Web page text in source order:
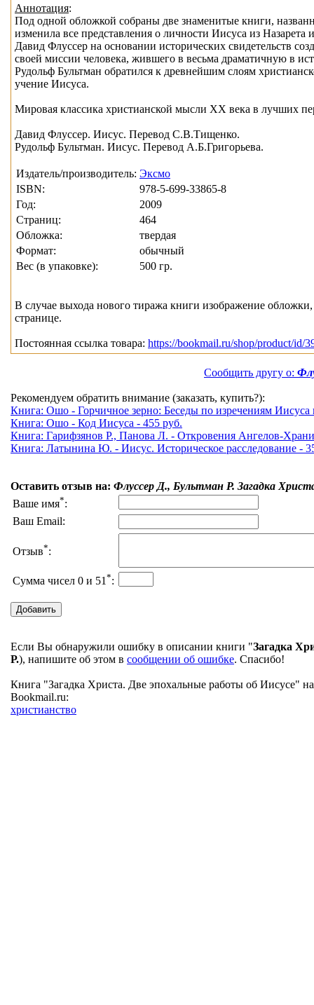
Аннотация:
Под одной обложкой собраны две знаменитые книги,
изменила все представления о личности Иисуса из Назарета
Давид Флуссер на основании исторических свидетельств
своей миссии человека, жившего в весьма драматичную в
Рудольф Бультман обратился к древнейшим слоям
учение Иисуса.
Мировая классика христианской мысли XX века в лучших
Давид Флуссер. Иисус. Перевод С.В.Тищенко.
Рудольф Бультман. Иисус. Перевод А.Б.Григорьева.
Издатель/производитель: Эксмо
ISBN:
978-5-699-33865-8
Год:
2009
Страниц:
464
Обложка:
твердая
Формат:
обычный
Вес (в упаковке):
500 гр.
В случае выхода нового тиража книги изображение
странице.
Постоянная ссылка товара: https://bookmail.ru/shop/product/id/
Сообщить другу о:
Рекомендуем обратить внимание (заказать, купить?):
Книга: Ошо - Горчичное зерно: Беседы по изречениям
Книга: Ошо - Код Иисуса - 455 руб.
Книга: Гарифзянов Р., Панова Л. - Откровения Ангелов-
Книга: Латынина Ю. - Иисус. Историческое расследование -
Оставить отзыв на: Флуссер Д., Бультман Р. Загадка
Ваше имя*:
Ваш Email:
Отзыв*:
Сумма чисел 0 и 51*:
Если Вы обнаружили ошибку в описании книги "Загадка
Р.), напишите об этом в сообщении об ошибке. Спасибо!
Книга "Загадка Христа. Две эпохальные работы об Иисусе"
Bookmail.ru:
христианство